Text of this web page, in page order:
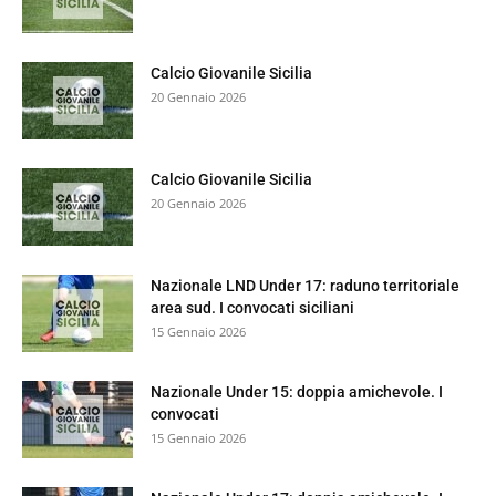
Calcio Giovanile Sicilia
20 Gennaio 2026
Calcio Giovanile Sicilia
20 Gennaio 2026
Nazionale LND Under 17: raduno territoriale
area sud. I convocati siciliani
15 Gennaio 2026
Nazionale Under 15: doppia amichevole. I
convocati
15 Gennaio 2026